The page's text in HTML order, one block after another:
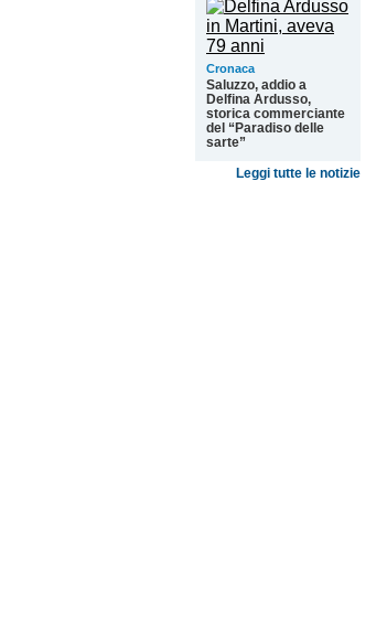
Cronaca
Saluzzo, addio a
Delfina Ardusso,
storica commerciante
del “Paradiso delle
sarte”
Leggi tutte le notizie